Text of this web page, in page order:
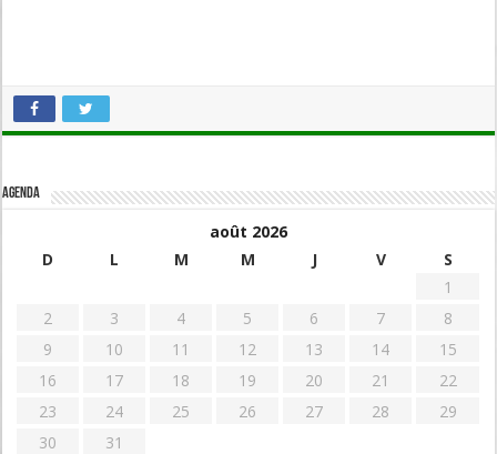
Agenda
août 2026
D
L M M J V
S
1
2
3 4 5 6 7
8
9
10 11 12 13 14
15
16
17 18 19 20 21
22
23
24 25 26 27 28
29
30
31